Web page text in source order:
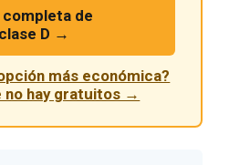
completa de
D →
más económica?
no hay gratuitos →